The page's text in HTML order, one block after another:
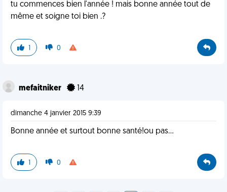
tu commences bien l'année ! mais bonne année tout de
même et soigne toi bien .?
1 0
mefaitniker 14
dimanche 4 janvier 2015 9:39
Bonne année et surtout bonne santé!ou pas...
1 0